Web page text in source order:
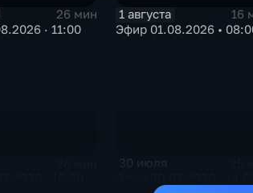
26 мин
· 11:00
1 августа
16
Эфир 01.08.2026 •
30 июля